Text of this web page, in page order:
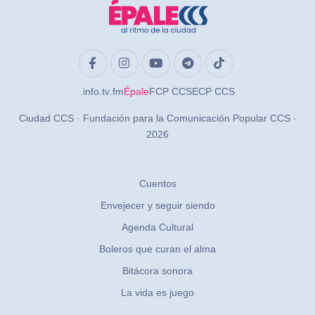
.info .tv .fmÉpaleFCP CCSECP CCS
Ciudad CCS · Fundación para la Comunicación Popular CCS ·
2026
Cuentos
Envejecer y seguir siendo
Agenda Cultural
Boleros que curan el alma
Bitácora sonora
La vida es juego